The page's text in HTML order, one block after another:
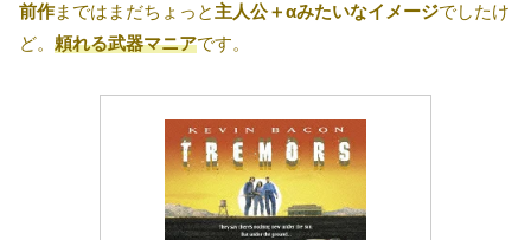
前作まではまだちょっと 主人公＋αみたいなイメージでしたけ
ど。 頼れる武器マニアです。